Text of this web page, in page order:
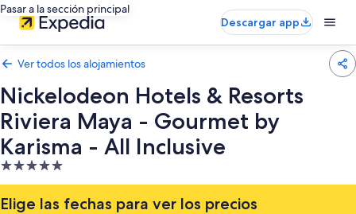
Pasar a la sección principal
Descargar app
Ver todos los alojamientos
Nickelodeon Hotels & Resorts
Riviera Maya - Gourmet by
Karisma - All Inclusive
Alojamiento
de
5.0 estrellas
Elige las fechas para ver los precios